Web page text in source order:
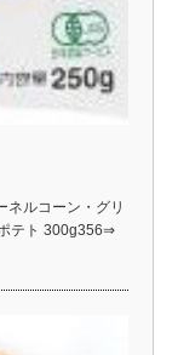
ネルコーン・グリ
テト 300g356⇒